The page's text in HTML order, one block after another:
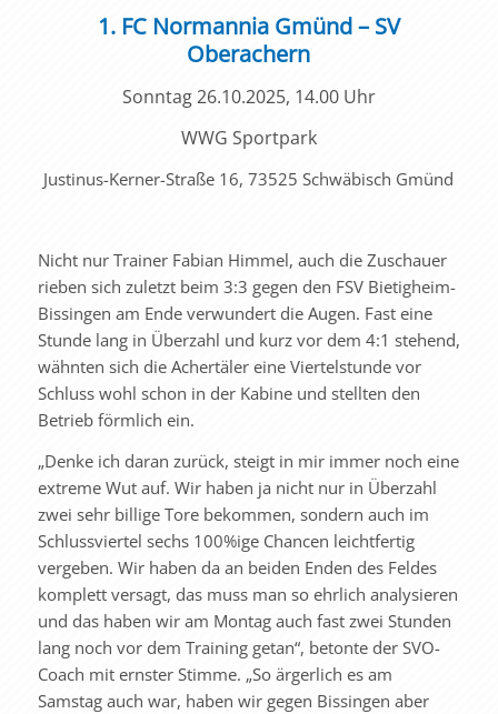
1. FC Normannia Gmünd – SV
Oberachern
Sonntag 26.10.2025, 14.00 Uhr
WWG Sportpark
Justinus-Kerner-Straße 16, 73525 Schwäbisch Gmünd
Nicht nur Trainer Fabian Himmel, auch die Zuschauer
rieben sich zuletzt beim 3:3 gegen den FSV Bietigheim-
Bissingen am Ende verwundert die Augen. Fast eine
Stunde lang in Überzahl und kurz vor dem 4:1 stehend,
wähnten sich die Achertäler eine Viertelstunde vor
Schluss wohl schon in der Kabine und stellten den
Betrieb förmlich ein.
„Denke ich daran zurück, steigt in mir immer noch eine
extreme Wut auf. Wir haben ja nicht nur in Überzahl
zwei sehr billige Tore bekommen, sondern auch im
Schlussviertel sechs 100%ige Chancen leichtfertig
vergeben. Wir haben da an beiden Enden des Feldes
komplett versagt, das muss man so ehrlich analysieren
und das haben wir am Montag auch fast zwei Stunden
lang noch vor dem Training getan“, betonte der SVO-
Coach mit ernster Stimme. „So ärgerlich es am
Samstag auch war, haben wir gegen Bissingen aber